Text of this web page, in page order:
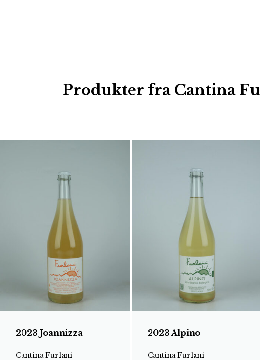
Produkter fra Cantina
2023 Joannizza
Cantina Furlani
2023 Alpino
Cantina Furlani